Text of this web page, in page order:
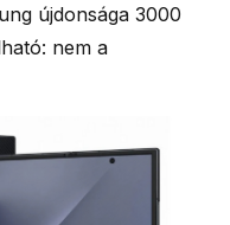
újdonsága 3000
nem a